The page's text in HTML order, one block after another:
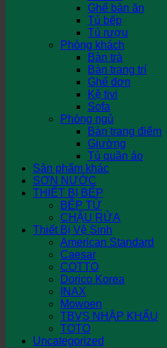
Ghế bàn ăn
Tủ bếp
Tủ rượu
Phòng khách
Bàn trà
Bàn trang trí
Ghế đơn
Kệ tivi
Sofa
Phòng ngủ
Bàn trang điểm
Giường
Tủ quần áo
Sản phẩm khác
SƠN NƯỚC
THIẾT BỊ BẾP
BẾP TỪ
CHẬU RỬA
Thiết Bị Vệ Sinh
American Standard
Caesar
COTTO
Dorico Korea
INAX
Mowoen
TBVS NHẬP KHẨU
TOTO
Uncategorized